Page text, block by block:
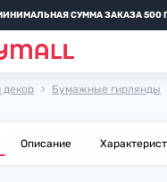
СУММА ЗАКАЗА 500
декор Бумажные гирлянды
Описание